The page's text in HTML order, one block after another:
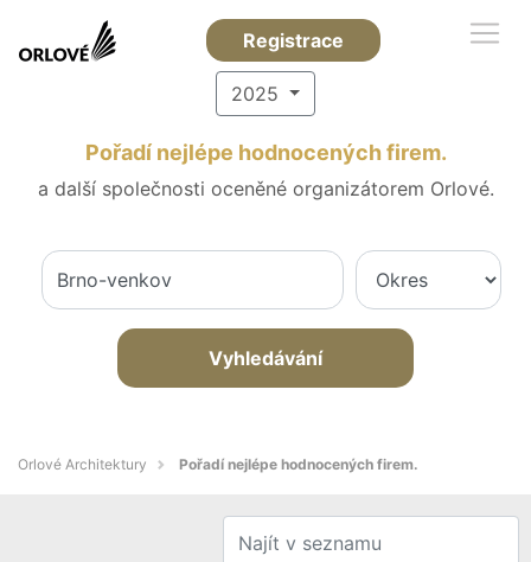
Registrace
2025
Pořadí nejlépe hodnocených firem.
a další společnosti oceněné organizátorem Orlové.
Vyhledávání
Orlové Architektury Pořadí nejlépe hodnocených firem.